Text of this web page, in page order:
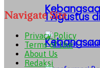
1 Agustus
Navigate Site
Privacy Policy
Terms of Use
About Us
Redaksi